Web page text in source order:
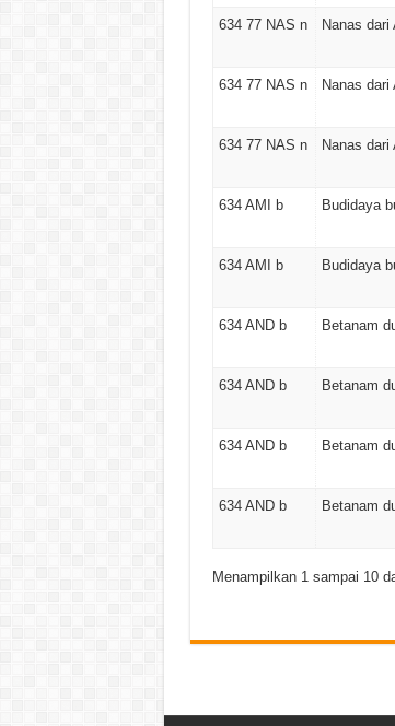
634 77 NAS n Nanas
634 77 NAS n Nanas
634 77 NAS n Nanas
634 AMI b Budidaya
634 AMI b Budidaya
634 AND b Betanam
634 AND b Betanam
634 AND b Betanam
634 AND b Betanam
Menampilkan 1 sampai 10